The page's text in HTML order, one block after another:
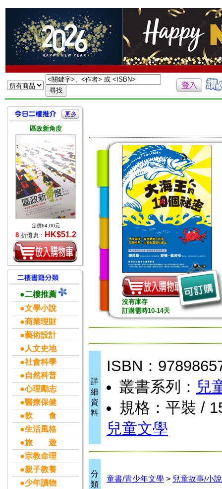
區政新角度
定價64.00元
8 折優惠： HK$51.2
●二樓推薦
●文學小說
●商業理財
●藝術設計
●人文史地
●社會科學
●自然科普
●心理勵志
●醫療保健
●飲 食
●生活風格
●旅 遊
●宗教命理
●親子教養
●少年讀物
沒有庫存
訂購需時10-14天
詳
細
資
料
ISBN：
叢書系列： 兒
規格：平裝 /
兒童文學
分
類
童書/青少年文學 > 兒童故事/小說